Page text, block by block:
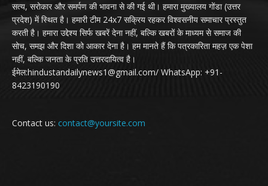
सत्य, सरोकार और समर्पण की भावना से की गई थी। हमारा मुख्यालय गोंडा (उत्तर
प्रदेश) में स्थित है। हमारी टीम 24x7 सक्रिय रहकर विश्वसनीय समाचार प्रस्तुत
करती है। हमारा उद्देश्य सिर्फ खबरें देना नहीं, बल्कि खबरों के माध्यम से समाज की
सोच, समझ और दिशा को आकार देना है। हम मानते हैं कि पत्रकारिता महज़ एक पेशा
नहीं, बल्कि जनता के प्रति उत्तरदायित्व है।
ईमेल:hindustandailynews1@gmail.com/ WhatsApp: +91-
8423190190
Contact us: contact@yoursite.com